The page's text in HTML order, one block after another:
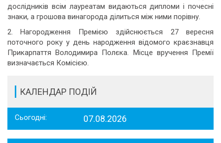
дослідників всім лауреатам видаються дипломи і почесні
знаки, а грошова винагорода ділиться між ними порівну.
2. Нагородження Премією здійснюється 27 вересня
поточного року у день народження відомого краєзнавця
Прикарпаття Володимира Полєка. Місце вручення Премії
визначається Комісією.
КАЛЕНДАР ПОДІЙ
Сьогодні: 07.08.2026